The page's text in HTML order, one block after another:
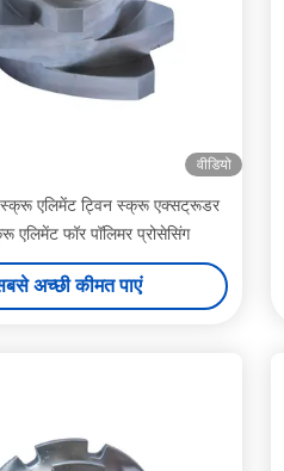
वीडियो
एलिमेंट ट्विन स्क्रू एक्सट्रूडर
एलिमेंट फॉर पॉलिमर प्रोसेसिंग
अच्छी कीमत पाएं